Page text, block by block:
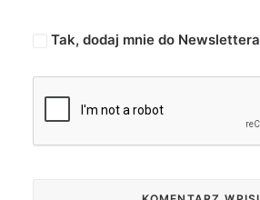
Tak, dodaj mnie do Newslettera